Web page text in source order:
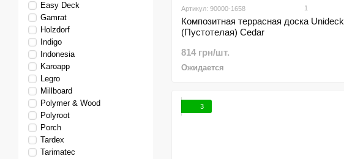
Артикул: 90000-1658 1
Композитная террасная доска Unideck
(Пустотелая) Cedar
814 грн/шт.
Ожидается
3
Easy Deck
Gamrat
Holzdorf
Indigo
Indonesia
Karoapp
Legro
Millboard
Polymer & Wood
Polyroot
Porch
Tardex
Tarimatec